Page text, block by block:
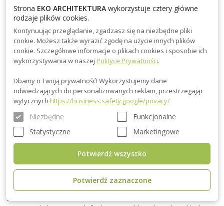
kontrolowanych warunkach fabrycznych, co pozwala na
sprawny montaż na miejscu budowy. Dzięki temu proces
budowy jest znacznie krótszy niż w przypadku tradycyjnych
metod, które mogą trwać nawet kilka miesięcy. Klienci mogą
cieszyć się nowym domem już po kilku tygodniach od
Ekologiczne Materiały: W naszych domach wykorzystujemy
drewno pochodzące ze zrównoważonych źródeł, dzięki czemu
są one przyjazne dla środowiska. Drewno jako materiał
budowlany nie tylko doskonale izoluje cieplnie, ale również
reguluje wilgotność powietrza, tworząc zdrowy mikroklimat
wewnątrz, sprzyjający lepszemu samopoczuciu mieszkańców.
Przemyślane i Ergonomiczne Projekty: Każdy metr kwadratowy
Strona EKO ARCHITEKTURAwykorzystuje cztery główne
rodzaje plików cookies.
Kontynuując przeglądanie, zgadzasz się na niezbędne pliki
cookie. Możesz także wyrazić zgodę na użycie innych plików
cookie. Szczegółowe informacje o plikach cookies i sposobie ich
wykorzystywania w naszej Polityce Prywatności.
Dbamy o Twoją prywatność! Wykorzystujemy dane
odwiedzających do personalizowanych reklam, przestrzegając
wytycznych https://business.safety.google/privacy/
Niezbędne
Funkcjonalne
Statystyczne
Marketingowe
Potwierdź zaznaczone
Potwierdź wszystko